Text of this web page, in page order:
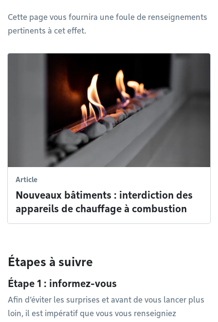
Cette page vous fournira une foule de renseignements
pertinents à cet effet.
Article
Nouveaux bâtiments : interdiction des
appareils de chauffage à combustion
Étapes à suivre
Étape 1 : informez-vous
Afin d’éviter les surprises et avant de vous lancer plus
loin, il est impératif que vous vous renseigniez